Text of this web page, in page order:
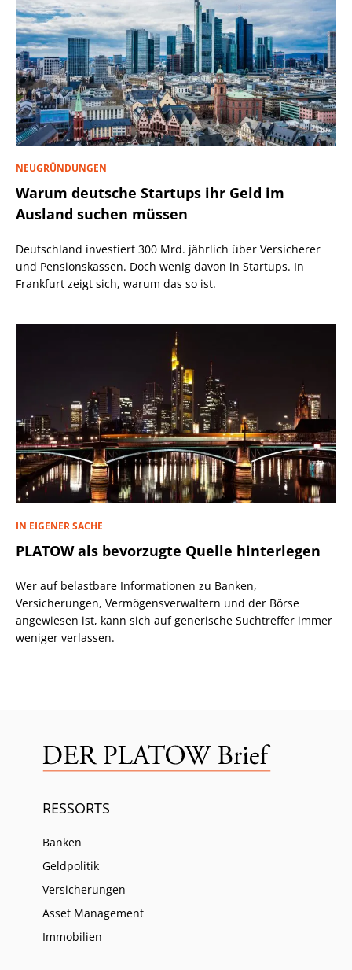
NEUGRÜNDUNGEN
Warum deutsche Startups ihr Geld im
Ausland suchen müssen
Deutschland investiert 300 Mrd. jährlich über Versicherer
und Pensionskassen. Doch wenig davon in Startups. In
Frankfurt zeigt sich, warum das so ist.
IN EIGENER SACHE
PLATOW als bevorzugte Quelle hinterlegen
Wer auf belastbare Informationen zu Banken,
Versicherungen, Vermögensverwaltern und der Börse
angewiesen ist, kann sich auf generische Suchtreffer immer
weniger verlassen.
RESSORTS
Banken
Geldpolitik
Versicherungen
Asset Management
Immobilien